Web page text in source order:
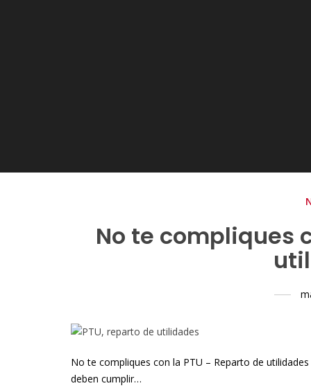
No te compliques
No te compliques con la PTU – Reparto de
deben cumplir…